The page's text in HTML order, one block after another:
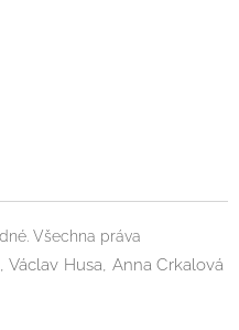
Všechna práva
Václav Husa, Anna Crkalová